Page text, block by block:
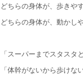
どちらの身体が、歩きや
どちらの身体が、動かし
「スーパーまでスタスタ
「体幹がないから歩けな